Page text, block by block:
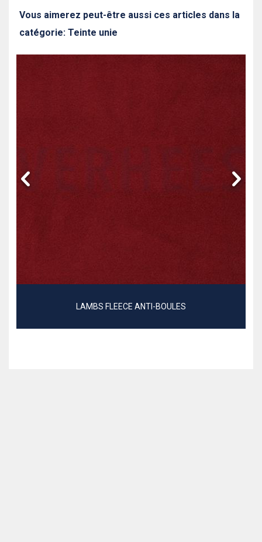
Vous aimerez peut-être aussi ces articles dans la
catégorie: Teinte unie
LAMBS FLEECE ANTI-BOULES